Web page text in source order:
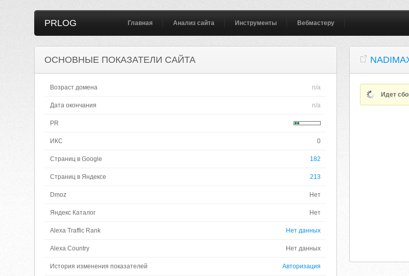
PRLOG Главная Анализ сайта Инструменты Вебмастеру
ОСНОВНЫЕ ПОКАЗАТЕЛИ САЙТА
Возраст домена n/a
Дата окончания n/a
PR
ИКС 0
Страниц в Google 182
Страниц в Яндексе 213
Dmoz Нет
Яндекс Каталог Нет
Alexa Traffic Rank Нет данных
Alexa Country Нет данных
История изменения показателей Авторизация
Идет